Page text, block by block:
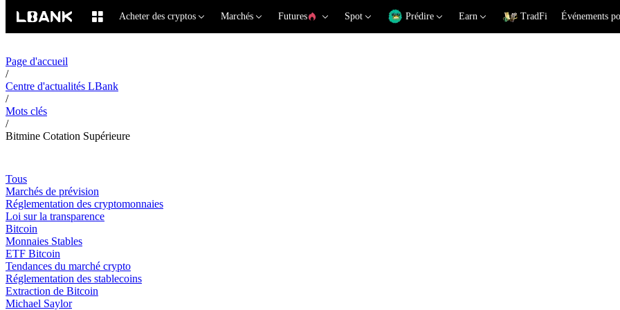
Acheter des cryptos Marchés Futures Spot Prédire Earn TradFi Événements
Page d'accueil
/
Centre d'actualités LBank
/
Mots clés
/
Bitmine Cotation Supérieure
Tous
Marchés de prévision
Réglementation des cryptomonnaies
Loi sur la transparence
Bitcoin
Monnaies Stables
ETF Bitcoin
Tendances du marché crypto
Réglementation des stablecoins
Extraction de Bitcoin
Michael Saylor